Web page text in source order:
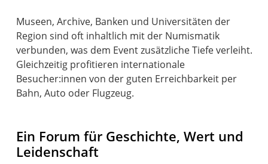
Museen, Archive, Banken und Universitäten der
Region sind oft inhaltlich mit der Numismatik
verbunden, was dem Event zusätzliche Tiefe verleiht.
Gleichzeitig profitieren internationale
Besucher:innen von der guten Erreichbarkeit per
Ein Forum für Geschichte, Wert und
Leidenschaft